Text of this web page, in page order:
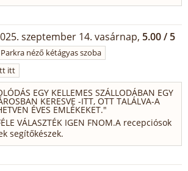
szeptember 14. vasárnap, 5.00 / 5
Parkra néző kétágyas szoba
itt
EGY KELLEMES SZÁLLODÁBAN EGY
KERESVE -ITT, OTT TALÁLVA-A
ÉVES EMLÉKEKET."
VÁLASZTÉK IGEN FNOM.A recepciósok
segítőkészek.